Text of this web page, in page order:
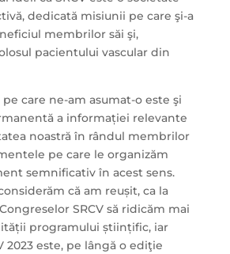
dedicată misiunii pe care şi-a
membrilor săi şi,
pacientului vascular din
care ne-am asumat-o este şi
a informației relevante
noastră în rândul membrilor
pe care le organizăm
semnificativ în acest sens.
că am reușit, ca la
SRCV să ridicăm mai
programului științific, iar
2023 este, pe lângă o ediţie